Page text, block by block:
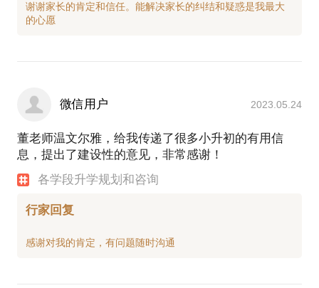
谢谢家长的肯定和信任。能解决家长的纠结和疑惑是我最大
微信用户 2023.05.24
董老师温文尔雅，给我传递了很多小升初的有用信
息，提出了建设性的意见，非常感谢！
各学段升学规划和咨询
行家回复